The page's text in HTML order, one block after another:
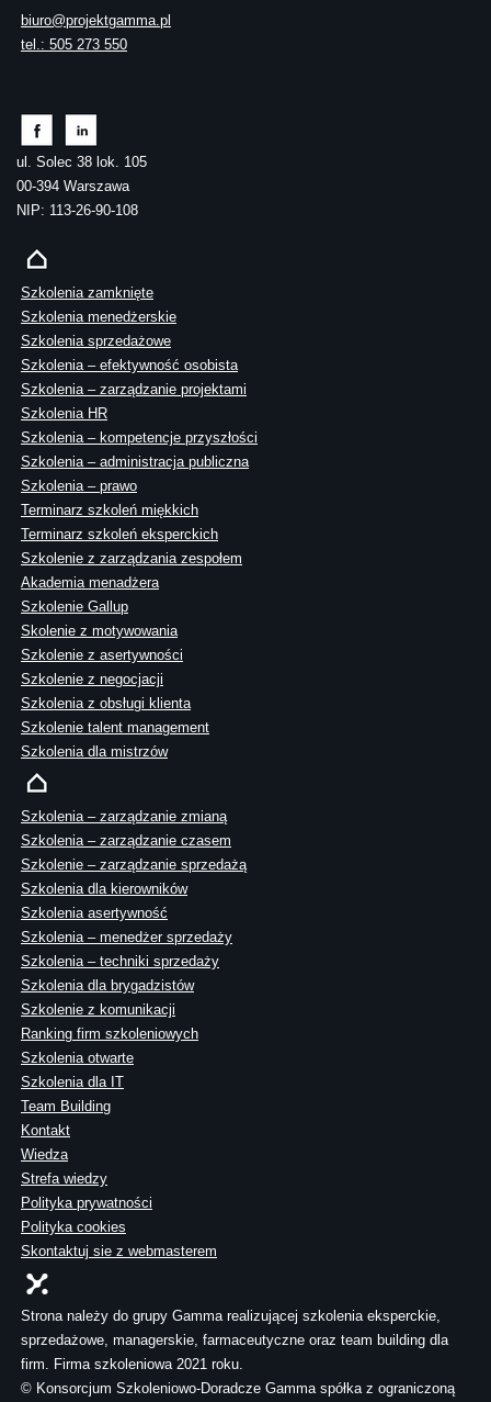
biuro@projektgamma.pl
tel.: 505 273 550
ul. Solec 38 lok. 105
00-394 Warszawa
NIP: 113-26-90-108
Szkolenia zamknięte
Szkolenia menedżerskie
Szkolenia sprzedażowe
Szkolenia – efektywność osobista
Szkolenia – zarządzanie projektami
Szkolenia HR
Szkolenia – kompetencje przyszłości
Szkolenia – administracja publiczna
Szkolenia – prawo
Terminarz szkoleń miękkich
Terminarz szkoleń eksperckich
Szkolenie z zarządzania zespołem
Akademia menadżera
Szkolenie Gallup
Skolenie z motywowania
Szkolenie z asertywności
Szkolenie z negocjacji
Szkolenia z obsługi klienta
Szkolenie talent management
Szkolenia dla mistrzów
Szkolenia – zarządzanie zmianą
Szkolenia – zarządzanie czasem
Szkolenie – zarządzanie sprzedażą
Szkolenia dla kierowników
Szkolenia asertywność
Szkolenia – menedżer sprzedaży
Szkolenia – techniki sprzedaży
Szkolenia dla brygadzistów
Szkolenie z komunikacji
Ranking firm szkoleniowych
Szkolenia otwarte
Szkolenia dla IT
Team Building
Kontakt
Wiedza
Strefa wiedzy
Polityka prywatności
Polityka cookies
Skontaktuj sie z webmasterem
Strona należy do grupy Gamma realizującej szkolenia eksperckie,
sprzedażowe, managerskie, farmaceutyczne oraz team building dla
firm. Firma szkoleniowa 2021 roku.
© Konsorcjum Szkoleniowo-Doradcze Gamma spółka z ograniczoną